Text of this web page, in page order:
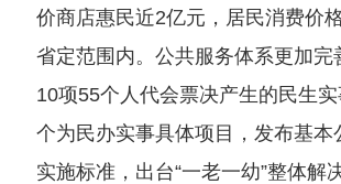
价商店惠民近2亿元，居民消费价
省定范围内。公共服务体系更加完
10项55个人代会票决产生的民生
个为民办实事具体项目，发布基本
实施标准，出台“一老一幼”整体解